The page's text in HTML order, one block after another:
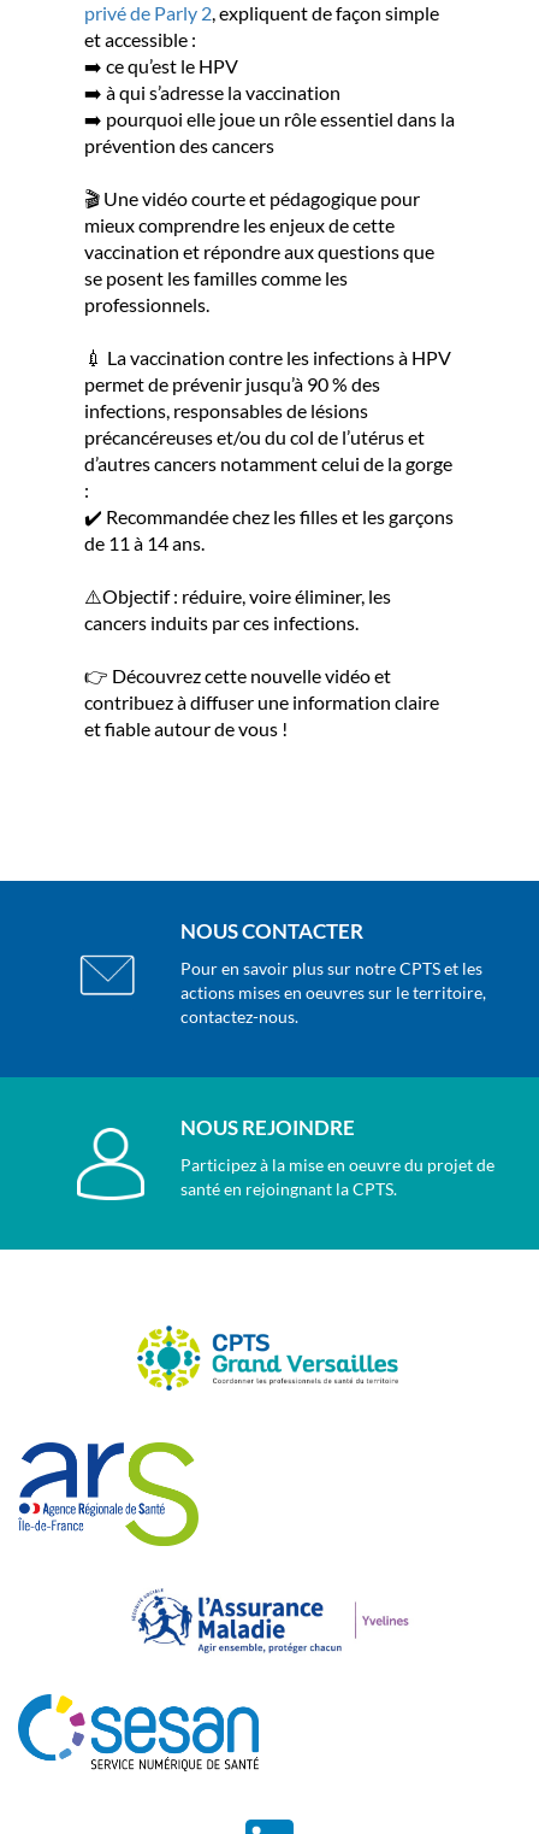
privé de Parly 2, expliquent de façon simple
et accessible :
➡️ ce qu’est le HPV
➡️ à qui s’adresse la vaccination
➡️ pourquoi elle joue un rôle essentiel dans la
prévention des cancers
🎬 Une vidéo courte et pédagogique pour
mieux comprendre les enjeux de cette
vaccination et répondre aux questions que
se posent les familles comme les
professionnels.
💉 La vaccination contre les infections à HPV
permet de prévenir jusqu’à 90 % des
infections, responsables de lésions
précancéreuses et/ou du col de l’utérus et
d’autres cancers notamment celui de la gorge
:
✔️ Recommandée chez les filles et les garçons
de 11 à 14 ans.
⚠️Objectif : réduire, voire éliminer, les
cancers induits par ces infections.
👉 Découvrez cette nouvelle vidéo et
contribuez à diffuser une information claire
et fiable autour de vous !
NOUS CONTACTER
Pour en savoir plus sur notre CPTS et les
actions mises en oeuvres sur le territoire,
contactez-nous.
NOUS REJOINDRE
Participez à la mise en oeuvre du projet de
santé en rejoingnant la CPTS.